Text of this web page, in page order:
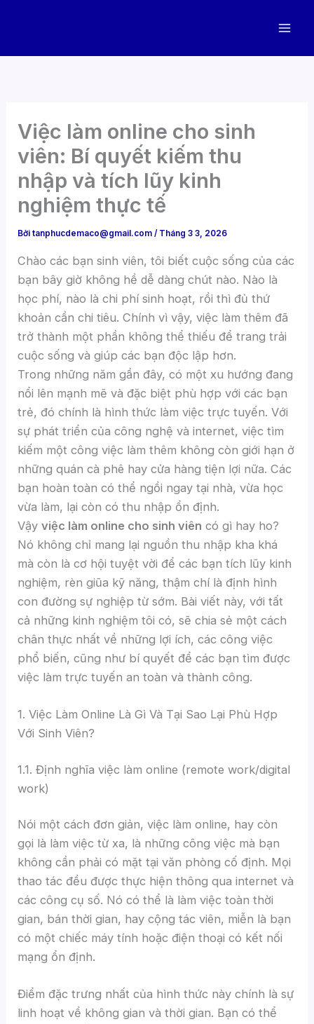
Việc làm online cho sinh
viên: Bí quyết kiếm thu
nhập và tích lũy kinh
nghiệm thực tế
Bởitanphucdemaco@gmail.com/ Tháng 3 3, 2026
Chào các bạn sinh viên, tôi biết cuộc sống của các
bạn bây giờ không hề dễ dàng chút nào. Nào là
học phí, nào là chi phí sinh hoạt, rồi thì đủ thứ
khoản cần chi tiêu. Chính vì vậy, việc làm thêm đã
trở thành một phần không thể thiếu để trang trải
cuộc sống và giúp các bạn độc lập hơn.
Trong những năm gần đây, có một xu hướng đang
nổi lên mạnh mẽ và đặc biệt phù hợp với các bạn
trẻ, đó chính là hình thức làm việc trực tuyến. Với
sự phát triển của công nghệ và internet, việc tìm
kiếm một công việc làm thêm không còn giới hạn ở
những quán cà phê hay cửa hàng tiện lợi nữa. Các
bạn hoàn toàn có thể ngồi ngay tại nhà, vừa học
vừa làm, lại còn có thu nhập ổn định.
Vậyviệc làm online cho sinh viên có gì hay ho?
Nó không chỉ mang lại nguồn thu nhập kha khá
mà còn là cơ hội tuyệt vời để các bạn tích lũy kinh
nghiệm, rèn giũa kỹ năng, thậm chí là định hình
con đường sự nghiệp từ sớm. Bài viết này, với tất
cả những kinh nghiệm tôi có, sẽ chia sẻ một cách
chân thực nhất về những lợi ích, các công việc
phổ biến, cũng như bí quyết để các bạn tìm được
việc làm trực tuyến an toàn và thành công.
1. Việc Làm Online Là Gì Và Tại Sao Lại Phù Hợp
Với Sinh Viên?
1.1. Định nghĩa việc làm online (remote work/digital
work)
Nói một cách đơn giản, việc làm online, hay còn
gọi là làm việc từ xa, là những công việc mà bạn
không cần phải có mặt tại văn phòng cố định. Mọi
thao tác đều được thực hiện thông qua internet và
các công cụ số. Nó có thể là làm việc toàn thời
gian, bán thời gian, hay cộng tác viên, miễn là bạn
có một chiếc máy tính hoặc điện thoại có kết nối
mạng ổn định.
Điểm đặc trưng nhất của hình thức này chính là sự
linh hoạt về không gian và thời gian. Bạn có thể